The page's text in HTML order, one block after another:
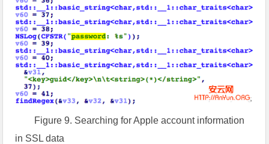
Figure 9. Searching for Apple account information
in SSL data